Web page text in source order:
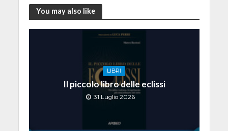
You may also like
LIBRI
Il piccolo libro delle eclissi
31 Luglio 2026